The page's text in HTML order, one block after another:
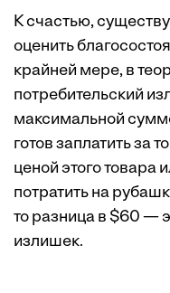
К счастью,
оценить
крайней мере, в
потребительский
максимальной
готов заплатить за
ценой этого товара
потратить на
то разница в $60 —
излишек.